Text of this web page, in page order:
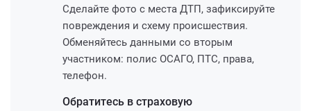
Сделайте фото с места ДТП, зафиксируйте
повреждения и схему происшествия.
Обменяйтесь данными со вторым
участником: полис ОСАГО, ПТС, права,
телефон.
Обратитесь в страховую